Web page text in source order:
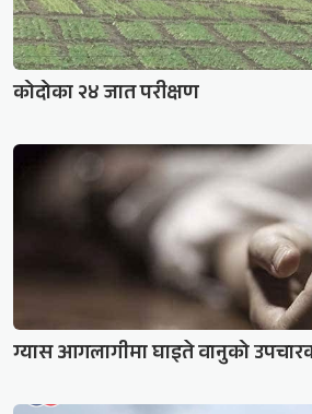
कोदोका २४ जात परीक्षण
ग्यास आगलागीमा घाइते वानुको